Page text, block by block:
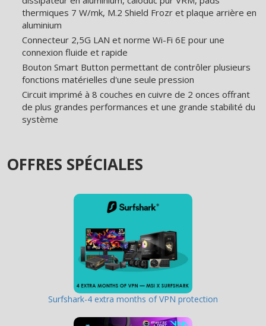
thermiques 7 W/mk, M.2 Shield Frozr et plaque arrière en
aluminium
Connecteur 2,5G LAN et norme Wi-Fi 6E pour une
connexion fluide et rapide
Bouton Smart Button permettant de contrôler plusieurs
fonctions matérielles d'une seule pression
Circuit imprimé à 8 couches en cuivre de 2 onces offrant
de plus grandes performances et une grande stabilité du
système
OFFRES SPÉCIALES
Surfshark-4 extra months of VPN protection